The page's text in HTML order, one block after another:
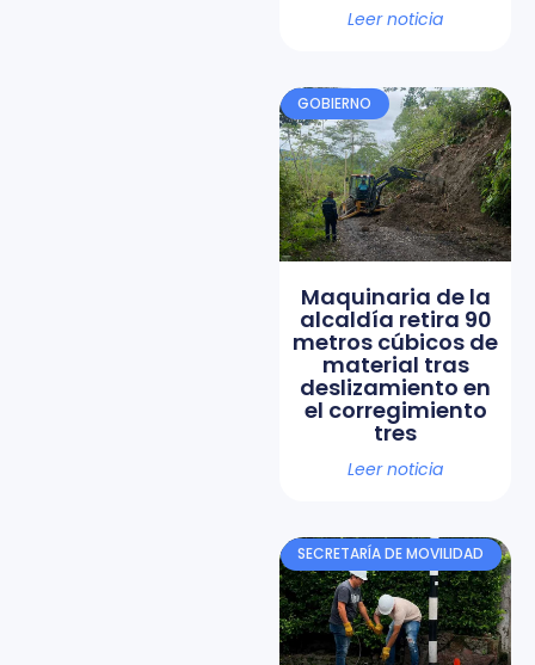
Leer noticia
GOBIERNO
Maquinaria de la
alcaldía retira 90
metros cúbicos de
material tras
deslizamiento en
el corregimiento
tres
Leer noticia
SECRETARÍA DE MOVILIDAD